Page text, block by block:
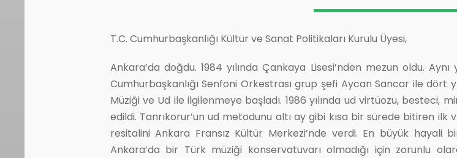
T.C. Cumhurbaşkanlığı Kültür ve Sanat Politikaları Kurulu Üyesi,
Ankara’da doğdu. 1984 yılında Çankaya Lisesi’nden mezun oldu.
Cumhurbaşkanlığı Senfoni Orkestrası grup şefi Aycan Sancar ile dört
Müziği ve Ud ile ilgilenmeye başladı. 1986 yılında ud virtüozu,
edildi. Tanrıkorur’un ud metodunu altı ay gibi kısa bir sürede bitiren
resitalini Ankara Fransız Kültür Merkezi’nde verdi. En büyük hayali
Ankara’da bir Türk müziği konservatuvarı olmadığı için zorunlu